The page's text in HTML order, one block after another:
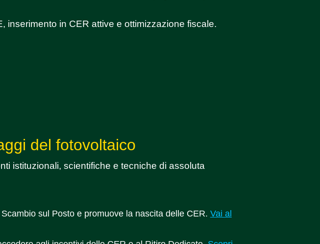
inserimento in CER attive e ottimizzazione fiscale.
del fotovoltaico
istituzionali, scientifiche e tecniche di assoluta
sul Posto e promuove la nascita delle CER. Vai al